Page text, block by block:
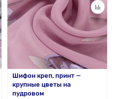
Шифон креп, принт —
крупные цветы на
пудровом